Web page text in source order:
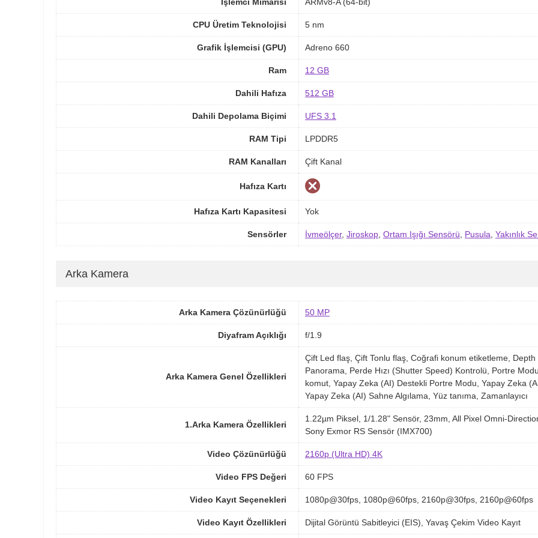
CPU Üretim Teknolojisi 5 nm
Grafik İşlemcisi (GPU) Adreno 660
Ram 12 GB
Dahili Hafıza 512 GB
Dahili Depolama Biçimi UFS 3.1
RAM Tipi LPDDR5
RAM Kanalları Çift Kanal
Hafıza Kartı
Hafıza Kartı Kapasitesi Yok
Sensörler İvmeölçer, Jiroskop Ortam Işığı Sensörü Pusula Yakınlık
Arka Kamera
Arka Kamera Çözünürlüğü 50 MP
Diyafram Açıklığı f/1.9
Arka Kamera Genel Özellikleri
Çift Led flaş, Çift Tonlu flaş, Coğrafi konum etiketleme,
Panorama, Perde Hızı (Shutter Speed) Kontrolü, Portre
komut, Yapay Zeka (AI) Destekli Portre Modu, Yapay Zeka
Yapay Zeka (AI) Sahne Algılama, Yüz tanıma, Zamanlayıcı
1.Arka Kamera Özellikleri
1.22µm Piksel, 1/1.28" Sensör, 23mm, All Pixel Omni-
Sony Exmor RS Sensör (IMX700)
Video Çözünürlüğü 2160p (Ultra HD) 4K
Video FPS Değeri 60 FPS
Video Kayıt Seçenekleri 1080p@30fps, 1080p@60fps, 2160p@30fps, 2160p@60fps
Video Kayıt Özellikleri Dijital Görüntü Sabitleyici (EIS), Yavaş Çekim Video Kayıt